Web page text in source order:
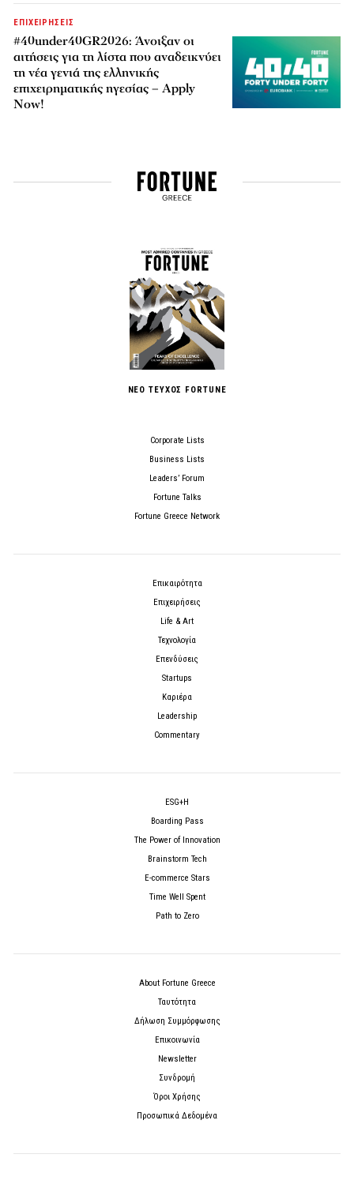
ΕΠΙΧΕΙΡΗΣΕΙΣ
#40under40GR2026: Άνοιξαν οι
αιτήσεις για τη λίστα που αναδεικνύει
τη νέα γενιά της ελληνικής
επιχειρηματικής ηγεσίας – Apply
Now!
ΝΕΟ ΤΕΥΧΟΣ FORTUNE
Corporate Lists
Business Lists
Leaders’ Forum
Fortune Talks
Fortune Greece Network
Επικαιρότητα
Επιχειρήσεις
Life & Art
Τεχνολογία
Επενδύσεις
Startups
Καριέρα
Leadership
Commentary
ESG+H
Boarding Pass
The Power of Innovation
Brainstorm Tech
E-commerce Stars
Time Well Spent
Path to Zero
About Fortune Greece
Ταυτότητα
Δήλωση Συμμόρφωσης
Επικοινωνία
Newsletter
Συνδρομή
Όροι Χρήσης
Προσωπικά Δεδομένα